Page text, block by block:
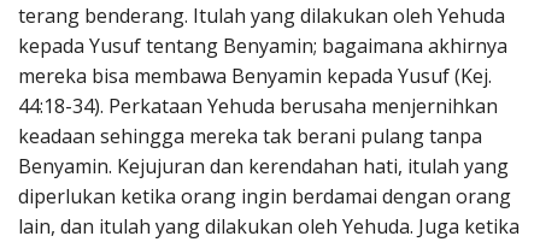
terang benderang. Itulah yang dilakukan oleh Yehuda
kepada Yusuf tentang Benyamin; bagaimana akhirnya
mereka bisa membawa Benyamin kepada Yusuf (Kej.
44:18-34). Perkataan Yehuda berusaha menjernihkan
keadaan sehingga mereka tak berani pulang tanpa
Benyamin. Kejujuran dan kerendahan hati, itulah yang
diperlukan ketika orang ingin berdamai dengan orang
lain, dan itulah yang dilakukan oleh Yehuda. Juga ketika